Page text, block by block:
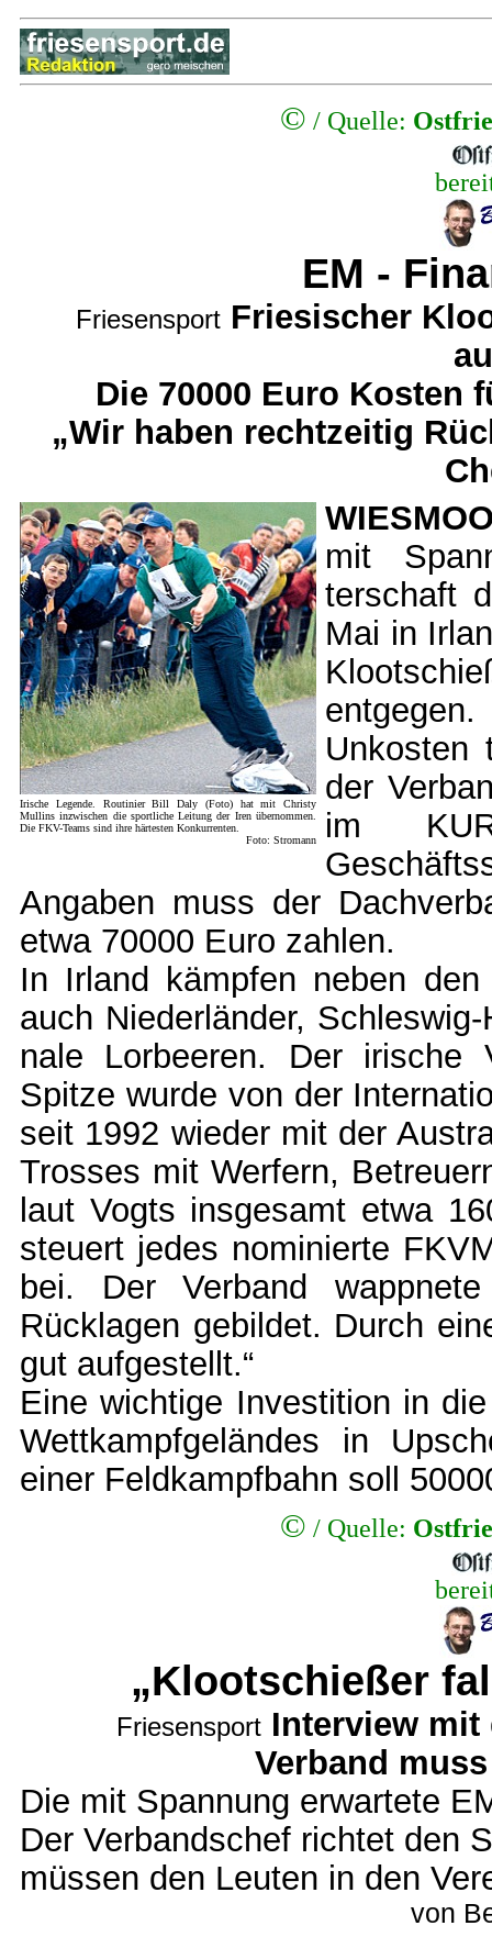
© / Quelle:
EM -
Friesensport Friesischer
Die 70000 Euro Kosten
„Wir haben rechtzeitig
Irische Legende. Routinier Bill Daly (Foto) hat mit Christy
Mullins inzwischen die sportliche Leitung der Iren übernommen.
Die FKV-Teams sind ihre härtesten Konkurrenten.
Foto: Stromann
mit
terschaft
Mai in
Unkosten
der
im
Angaben muss der
etwa 70000 Euro zahlen.
In Irland kämpfen neben
auch Nieder­länder,
nale Lorbeeren. Der
Spitze wurde von der
seit 1992 wieder mit der
Trosses mit Werfern,
laut Vogts insgesamt etwa
steuert jedes nominierte
bei. Der Verband
Rücklagen gebildet. Durch
gut aufgestellt.“
Eine wichtige Investition in
Wettkampfgeländes in
einer Feldkampfbahn soll
© / Quelle:
„Klootschießer
FriesensportInterview mit
Verband
Die mit Spannung erwartete
Der Verbandschef richtet den
müssen den Leuten in den
von